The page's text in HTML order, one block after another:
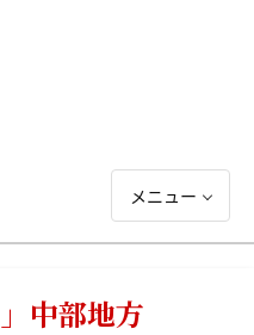
メニュー
中部地方